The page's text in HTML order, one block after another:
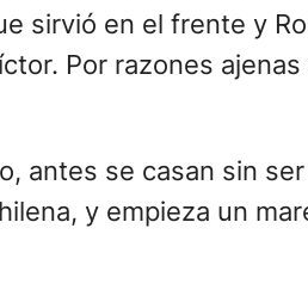
sirvió en el frente y
Por razones
antes se casan sin
y empieza un